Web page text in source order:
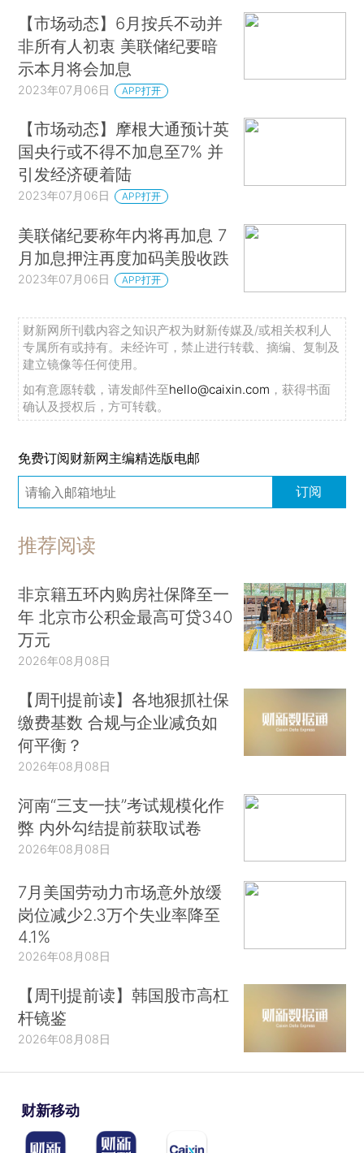
【市场动态】6月按兵不动并
非所有人初衷 美联储纪要暗
示本月将会加息
2023年07月06日 APP打开
【市场动态】摩根大通预计英
国央行或不得不加息至7% 并
引发经济硬着陆
2023年07月06日 APP打开
美联储纪要称年内将再加息 7
月加息押注再度加码美股收跌
2023年07月06日 APP打开
财新网所刊载内容之知识产权为财新传媒及/或相关权利人
专属所有或持有。未经许可，禁止进行转载、摘编、复制及
建立镜像等任何使用。
如有意愿转载，请发邮件至hello@caixin.com ，获得书面
确认及授权后，方可转载。
免费订阅财新网主编精选版电邮
订阅
推荐阅读
非京籍五环内购房社保降至一
年 北京市公积金最高可贷340
万元
2026年08月08日
【周刊提前读】各地狠抓社保
缴费基数 合规与企业减负如
何平衡？
2026年08月08日
河南“三支一扶”考试规模化作
弊 内外勾结提前获取试卷
2026年08月08日
7月美国劳动力市场意外放缓
岗位减少2.3万个失业率降至
4.1%
2026年08月08日
【周刊提前读】韩国股市高杠
杆镜鉴
2026年08月08日
财新移动